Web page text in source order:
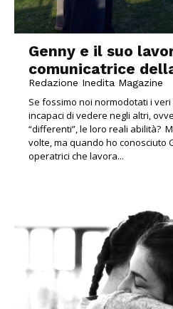
Genny e il suo
comunicatrice
Redazione Inedita Magazine
Se fossimo noi normodotati i veri
incapaci di vedere negli altri,
“differenti”, le loro reali abilità? Me lo sono chiesta tante
volte, ma quando ho conosciuto
operatrici che lavora...